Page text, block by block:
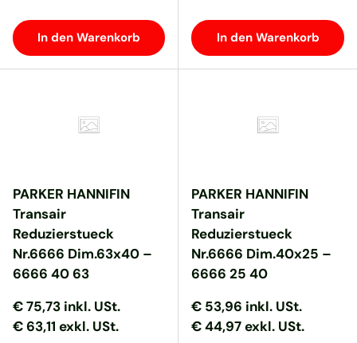
In den Warenkorb In den Warenkorb
PARKER HANNIFIN
Transair
Reduzierstueck
Nr.6666 Dim.63x40 –
6666 40 63
Normaler Preis
Normaler Preis
€ 75,73 inkl. USt.
€ 63,11 exkl. USt.
PARKER HANNIFIN
Transair
Reduzierstueck
Nr.6666 Dim.40x25 –
6666 25 40
Normaler Preis
Normaler Preis
€ 53,96 inkl. USt.
€ 44,97 exkl. USt.